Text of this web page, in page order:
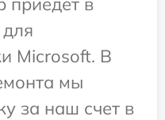
Microsoft. В
мы
за наш счет в